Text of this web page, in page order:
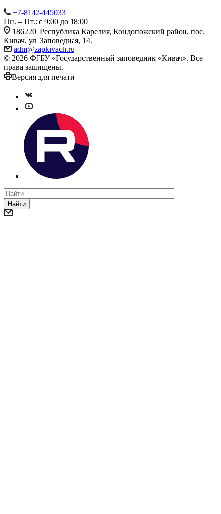
+7-8142-445033
Пн. – Пт.: с 9:00 до 18:00
186220, Республика Карелия, Кондопожский район, пос.
Кивач, ул. Заповедная, 14.
adm@zapkivach.ru
© 2026 ФГБУ «Государственный заповедник «Кивач». Все
права защищены.
Версия для печати
Найти